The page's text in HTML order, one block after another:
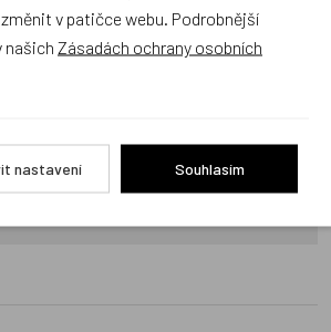
produkt ohodnotí!
Přidat hodnocení
v patičce webu. Podrobnější
našich Zásadách ochrany osobních
nastavení Souhlasím